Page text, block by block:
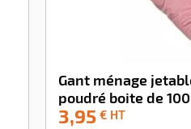
Gant ménage
poudré boite de 100
3,95 € HT
-100%